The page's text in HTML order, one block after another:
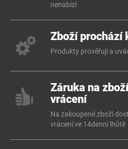
nenabízí
Zboží prochází
Produkty prověřuji a
Záruka na
vrácení
Na zakoupené zboží
vrácení ve 14denní lhůtě